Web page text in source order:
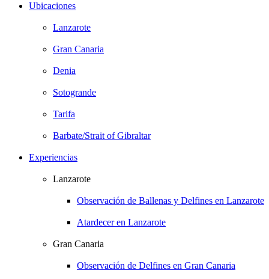
Ubicaciones
Lanzarote
Gran Canaria
Denia
Sotogrande
Tarifa
Barbate/Strait of Gibraltar
Experiencias
Lanzarote
Observación de Ballenas y Delfines en Lanzarote
Atardecer en Lanzarote
Gran Canaria
Observación de Delfines en Gran Canaria